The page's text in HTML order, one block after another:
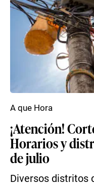
¡Atención!
Horarios y
de julio
Diversos distritos
A que Hora